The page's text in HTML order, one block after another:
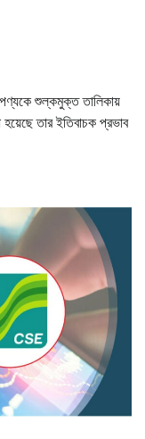
শুল্কমুক্ত তালিকায়
তার ইতিবাচক প্রভাব